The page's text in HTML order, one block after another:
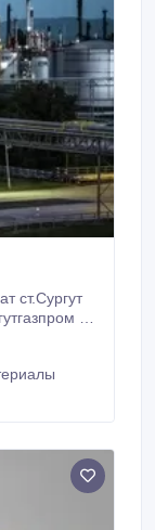
ст.Сургут
по
по